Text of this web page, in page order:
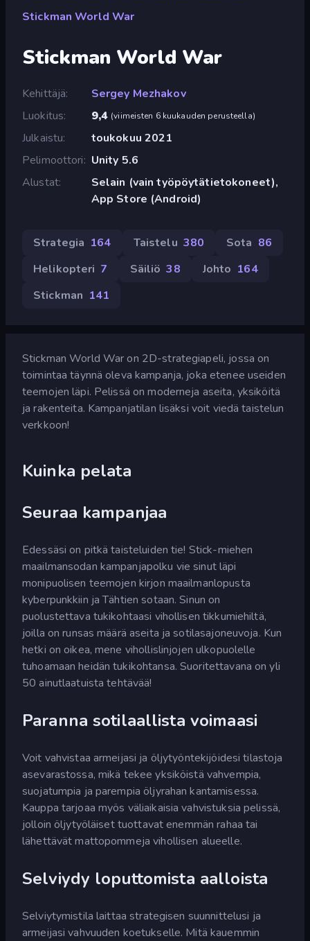
Stickman World War
Stickman World War
Kehittäjä
Sergey Mezhakov
Luokitus
9,4 (viimeisten 6 kuukauden perusteella)
Julkaistu
toukokuu 2021
Pelimoottori
Unity 5.6
Alustat
Selain (vain työpöytätietokoneet),
App Store (Android)
Strategia 164 Taistelu 380 Sota 86
Helikopteri 7 Säiliö 38 Johto 164
Stickman 141
Stickman World War on 2D-strategiapeli, jossa on
toimintaa täynnä oleva kampanja, joka etenee useiden
teemojen läpi. Pelissä on moderneja aseita, yksiköitä
ja rakenteita. Kampanjatilan lisäksi voit viedä taistelun
verkkoon!
Kuinka pelata
Seuraa kampanjaa
Edessäsi on pitkä taisteluiden tie! Stick-miehen
maailmansodan kampanjapolku vie sinut läpi
monipuolisen teemojen kirjon maailmanlopusta
kyberpunkkiin ja Tähtien sotaan. Sinun on
puolustettava tukikohtaasi vihollisen tikkumiehiltä,
joilla on runsas määrä aseita ja sotilasajoneuvoja. Kun
hetki on oikea, mene vihollislinjojen ulkopuolelle
tuhoamaan heidän tukikohtansa. Suoritettavana on yli
50 ainutlaatuista tehtävää!
Paranna sotilaallista voimaasi
Voit vahvistaa armeijasi ja öljytyöntekijöidesi tilastoja
asevarastossa, mikä tekee yksiköistä vahvempia,
suojatumpia ja parempia öljyrahan kantamisessa.
Kauppa tarjoaa myös väliaikaisia vahvistuksia pelissä,
jolloin öljytyöläiset tuottavat enemmän rahaa tai
lähettävät mattopommeja vihollisen alueelle.
Selviydy loputtomista aalloista
Selviytymistila laittaa strategisen suunnittelusi ja
armeijasi vahvuuden koetukselle. Mitä kauemmin